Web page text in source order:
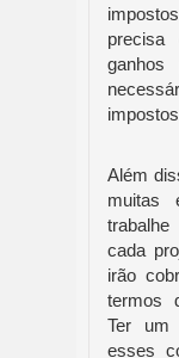
ganhos
Além
muitas
cada
irão
termos
Ter um
esses